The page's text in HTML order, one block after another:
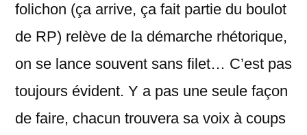
folichon (ça arrive, ça fait partie du boulot
de RP) relève de la démarche rhétorique,
on se lance souvent sans filet… C’est pas
toujours évident. Y a pas une seule façon
de faire, chacun trouvera sa voix à coups